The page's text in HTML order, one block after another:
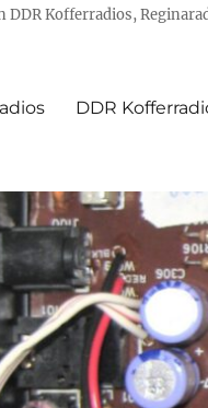
DDR Kofferradios,
DDR